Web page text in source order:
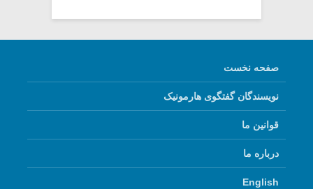
صفحه نخست
نویسندگان گفتگوی هارمونیک
قوانین ما
درباره ما
English